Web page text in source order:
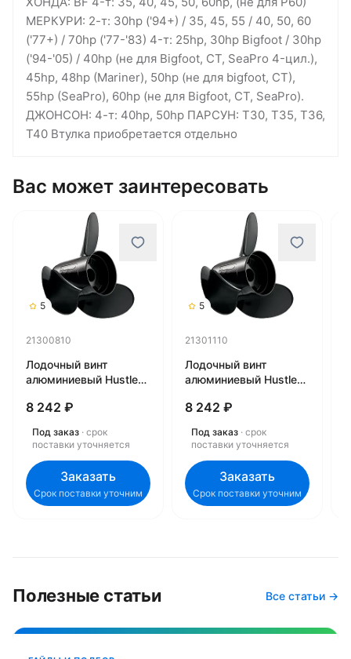
МЕРКУРИ: 2-т: 30hp ('94+) / 35, 45, 55 / 40, 50, 60
('77+) / 70hp ('77-'83) 4-т: 25hp, 30hp Bigfoot / 30hp
('94-'05) / 40hp (не для Bigfoot, CT, SeaPro 4-цил.),
45hp, 48hp (Mariner), 50hp (не для bigfoot, CT),
55hp (SeaPro), 60hp (не для Bigfoot, CT, SeaPro).
ДЖОНСОН: 4-т: 40hp, 50hp ПАРСУН: T30, T35, T36,
T40 Втулка приобретается отдельно
Вас может заинтересовать
5
21300810
Лодочный винт
алюминиевый Hustler
8 242 ₽
Под заказ · срок
поставки уточняется
Заказать
Срок поставки уточним
5
21301110
Лодочный винт
алюминиевый Hustler
8 242 ₽
Под заказ· срок
поставки уточняется
Заказать
Срок поставки уточним
Полезные статьи Все статьи →